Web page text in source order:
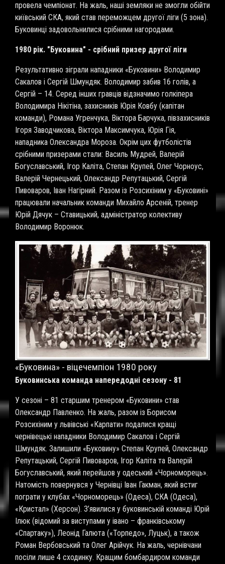
провела чемпіонат. На жаль, наші земляки не змогли обійти
київський СКА, який став переможцем другої ліги (5 зона).
Буковинці задовольнилися срібними нагородами.
1980 рік. "Буковина" - срібний призер другої ліги
Результативно зіграли нападники «Буковини» Володимир
Сакалов і Сергій Шмундяк. Володимир забив 16 голів, а
Сергій – 14. Серед інших гравців відзначимо голкіпера
Володимира Нікітіна, захисників Юрія Ковбу (капітан
команди), Романа Угренчука, Віктора Барчука, півзахисників
Ігоря Заводчикова, Віктора Максимчука, Юрія Гія,
нападника Олександра Мороза. Окрім цих футболістів
срібними призерами стали: Василь Мудрей, Валерій
Богуславський, Ігор Каліта, Степан Крупей, Олег Чорноус,
Валерій Чернецький, Олександр Репутацький, Сергій
Пивоваров, Іван Нагірний. Разом із Розсихіним у «Буковині»
працювали начальник команди Михайло Арсеній, тренер
Юрій Дячук – Ставицький, адміністратор колективу
Володимир Воронюк.
«Буковина» - віцечемпіон 1980 року
Буковинська команда напередодні сезону - 81
У сезоні – 81 старшим тренером «Буковини» став
Олександр Павленко. На жаль, разом із Борисом
Розсихіним у львівські «Карпати» подалися кращі
чернівецькі нападники Володимир Сакалов і Сергій
Шмундяк. Залишили «Буковину» Степан Крупей, Олександр
Репутацький, Сергій Пивоваров, Ігор Каліта та Валерій
Богуславський, який перейшов у одеський «Чорноморець».
Натомість повернувся у Чернівці Іван Гакман, який встиг
пограти у клубах «Чорноморець» (Одеса), СКА (Одеса),
«Кристал» (Херсон). З’явилися у буковинській команді Юрій
Ілюк (відомий за виступами у івано – франківському
«Спартаку»), Леонід Галюта («Торпедо», Луцьк), а також
Роман Вербовський та Олег Арійчук. На жаль, чернівчани
посіли лише 4 сходинку. Кращим бомбардиром команди